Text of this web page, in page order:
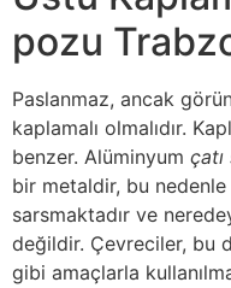
pozu
Paslanmaz, ancak
kaplamalı olmalıdır.
benzer. Alüminyum
bir metaldir, bu
sarsmaktadır ve
değildir. Çevreciler, bu
gibi amaçlarla